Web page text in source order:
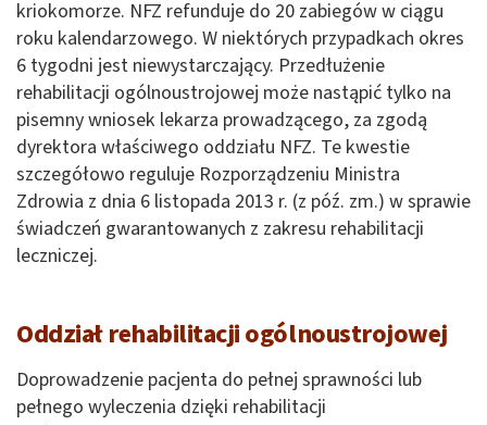
kriokomorze. NFZ refunduje do 20 zabiegów w ciągu
roku kalendarzowego. W niektórych przypadkach okres
6 tygodni jest niewystarczający. Przedłużenie
rehabilitacji ogólnoustrojowej może nastąpić tylko na
pisemny wniosek lekarza prowadzącego, za zgodą
dyrektora właściwego oddziału NFZ. Te kwestie
szczegółowo reguluje Rozporządzeniu Ministra
Zdrowia z dnia 6 listopada 2013 r. (z póź. zm.) w sprawie
świadczeń gwarantowanych z zakresu rehabilitacji
leczniczej.
Oddział rehabilitacji ogólnoustrojowej
Doprowadzenie pacjenta do pełnej sprawności lub
pełnego wyleczenia dzięki rehabilitacji